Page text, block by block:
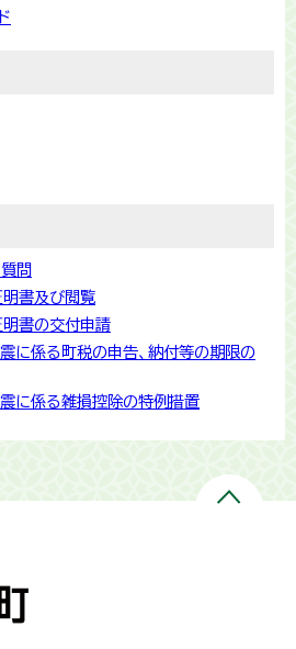
問
書及び閲覧
書の交付申請
に係る町税の申告、納付等の期限の
に係る雑損控除の特例措置